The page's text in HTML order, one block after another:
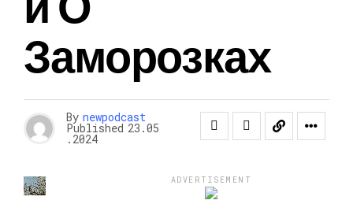
Заморозках
By newpodcast
Published 23.05
.2024
ADVERTISEMENT